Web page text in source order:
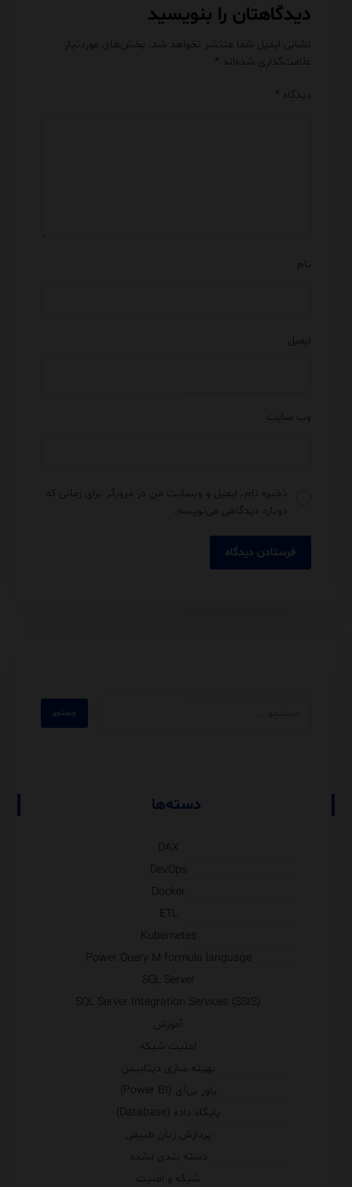
دیدگاهتان را بنویسید
نشانی ایمیل شما منتشر نخواهد شد. بخش‌های موردنیاز
علامت‌گذاری شده‌اند *
دیدگاه *
نام
ایمیل
وب‌ سایت
ذخیره نام، ایمیل و وبسایت من در مرورگر برای زمانی که
دوباره دیدگاهی می‌نویسم.
دسته‌ها
DAX
DevOps
Docker
ETL
Kubernetes
Power Query M formula language
SQL Server
SQL Server Integration Services (SSIS)
آموزش
امنیت شبکه
بهینه سازی دیتابیس
پاور بی‌آی (Power BI)
پایگاه داده (Database)
پردازش زبان طبیعی
دسته بندی نشده
شبکه و امنیت